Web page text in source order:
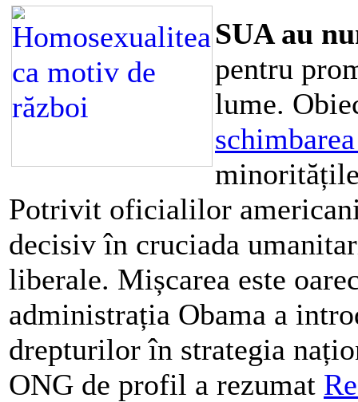
SUA au
pentru
lume.
Potrivit oficialilor
decisiv în cruciada
liberale. Mișcarea este
administrația Obama a
drepturilor în strategia
ONG de profil a rezumat